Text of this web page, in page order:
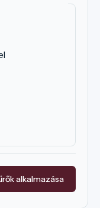
alkalmazása